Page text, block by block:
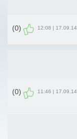
17.09.14 | 12:08
(0)
17.09.14 | 11:46
(0)